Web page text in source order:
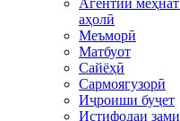
Агентии
аҳолӣ
Меъморӣ
Матбуот
Сайёҳӣ
Сармоягузорӣ
Иҷроиши буҷет
Истифодаи